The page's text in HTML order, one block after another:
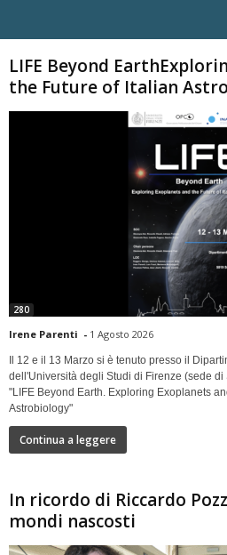
LIFE Beyond
the Future of Italian
280
Irene Parenti - 1 Agosto 2026
Il 12 e il 13 Marzo si è tenuto presso il
dell'Università degli Studi di Firenze (sede
"LIFE Beyond Earth. Exploring Exoplanets
Astrobiology"
Continua a leggere
In ricordo di Riccardo
mondi nascosti